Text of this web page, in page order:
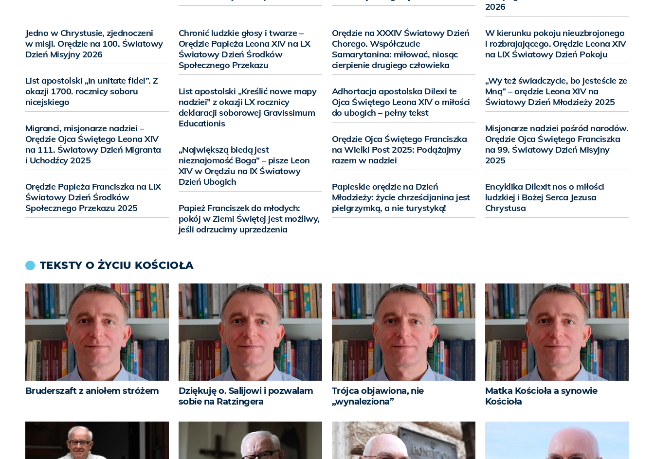
2026
Jedno w Chrystusie, zjednoczeni
w misji. Orędzie na 100. Światowy
Dzień Misyjny 2026
List apostolski „In unitate fidei”. Z
okazji 1700. rocznicy soboru
nicejskiego
Migranci, misjonarze nadziei –
Orędzie Ojca Świętego Leona XIV
na 111. Światowy Dzień Migranta
i Uchodźcy 2025
Orędzie Papieża Franciszka na LIX
Światowy Dzień Środków
Społecznego Przekazu 2025
Chronić ludzkie głosy i twarze –
Orędzie Papieża Leona XIV na LX
Światowy Dzień Środków
Społecznego Przekazu
List apostolski „Kreślić nowe mapy
nadziei” z okazji LX rocznicy
deklaracji soborowej Gravissimum
Educationis
„Największą biedą jest
nieznajomość Boga” – pisze Leon
XIV w Orędziu na IX Światowy
Dzień Ubogich
Papież Franciszek do młodych:
pokój w Ziemi Świętej jest możliwy,
jeśli odrzucimy uprzedzenia
Orędzie na XXXIV Światowy Dzień
Chorego. Współczucie
Samarytanina: miłować, niosąc
cierpienie drugiego człowieka
Adhortacja apostolska Dilexi te
Ojca Świętego Leona XIV o miłości
do ubogich – pełny tekst
Orędzie Ojca Świętego Franciszka
na Wielki Post 2025: Podążajmy
razem w nadziei
Papieskie orędzie na Dzień
Młodzieży: życie chrześcijanina jest
pielgrzymką, a nie turystyką!
W kierunku pokoju nieuzbrojonego
i rozbrajającego. Orędzie Leona XIV
na LIX Światowy Dzień Pokoju
„Wy też świadczycie, bo jesteście ze
Mną” – orędzie Leona XIV na
Światowy Dzień Młodzieży 2025
Misjonarze nadziei pośród narodów.
Orędzie Ojca Świętego Franciszka
na 99. Światowy Dzień Misyjny
2025
Encyklika Dilexit nos o miłości
ludzkiej i Bożej Serca Jezusa
Chrystusa
TEKSTY O ŻYCIU KOŚCIOŁA
Bruderszaft z aniołem stróżem
Dziękuję o. Salijowi i pozwalam
sobie na Ratzingera
Trójca objawiona, nie
„wynaleziona”
Matka Kościoła a synowie
Kościoła